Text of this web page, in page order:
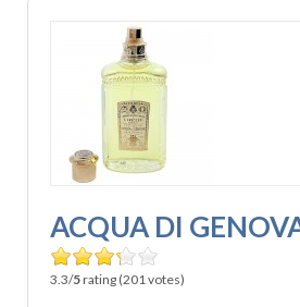
ACQUA DI
3.3/5rating (201 votes)